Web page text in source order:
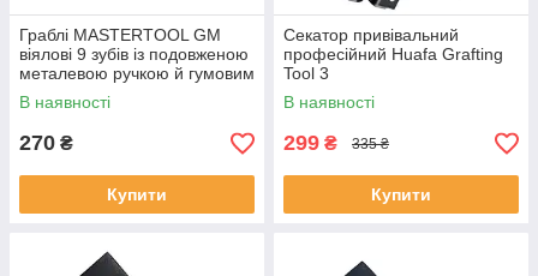
Граблі MASTERTOOL GM
віялові 9 зубів із подовженою
металевою ручкою й гумовим
покриттям 510х160 мм
В наявності
270 ₴
Купити
Секатор привівальний
професійний Huafa Grafting
Tool 3
В наявності
299 ₴ 335 ₴
Купити